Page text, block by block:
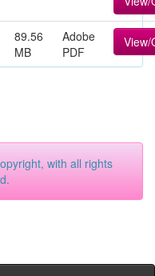
89.56
MB
Adobe
PDF
View/
with all rights